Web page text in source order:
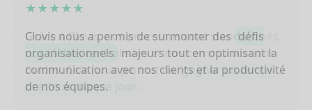
★★★★★
Grâce à Clovis, nos processus sont standardisés,
nos tâches centralisées et nos communications
fluides. Cela nous permet de gagner un temps
précieux chaque jour